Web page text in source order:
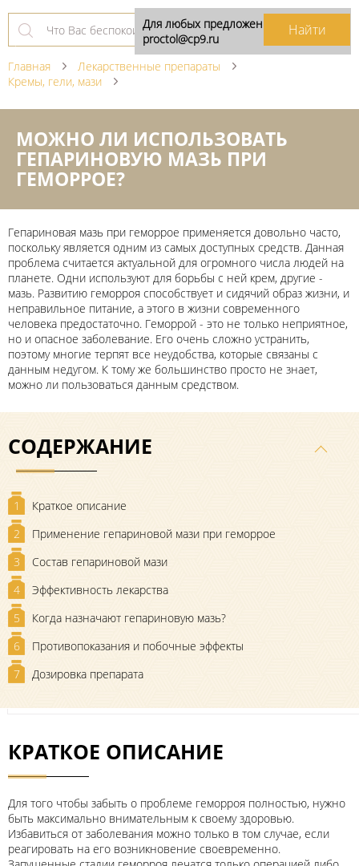
Главная
Лекарственные препараты
Кремы, гели, мази
МОЖНО ЛИ ИСПОЛЬЗОВАТЬ
ГЕПАРИНОВУЮ МАЗЬ ПРИ
ГЕМОРРОЕ?
Гепариновая мазь при геморрое применяется довольно часто,
поскольку является одним из самых доступных средств. Данная
проблема считается актуальной для огромного числа людей на
планете. Одни используют для борьбы с ней крем, другие -
мазь. Развитию геморроя способствует и сидячий образ жизни, и
неправильное питание, а этого в жизни современного
человека предостаточно. Геморрой - это не только неприятное,
но и опасное заболевание. Его очень сложно устранить,
поэтому многие терпят все неудобства, которые связаны с
данным недугом. К тому же большинство просто не знает,
можно ли пользоваться данным средством.
СОДЕРЖАНИЕ
1
Краткое описание
2
Применение гепариновой мази при геморрое
3
Состав гепариновой мази
4
Эффективность лекарства
5
Когда назначают гепариновую мазь?
6
Противопоказания и побочные эффекты
7
Дозировка препарата
КРАТКОЕ ОПИСАНИЕ
Для того чтобы забыть о проблеме геморроя полностью, нужно
быть максимально внимательным к своему здоровью.
Избавиться от заболевания можно только в том случае, если
реагировать на его возникновение своевременно.
Для любых предложений по сайту:
proctol@cp9.ru